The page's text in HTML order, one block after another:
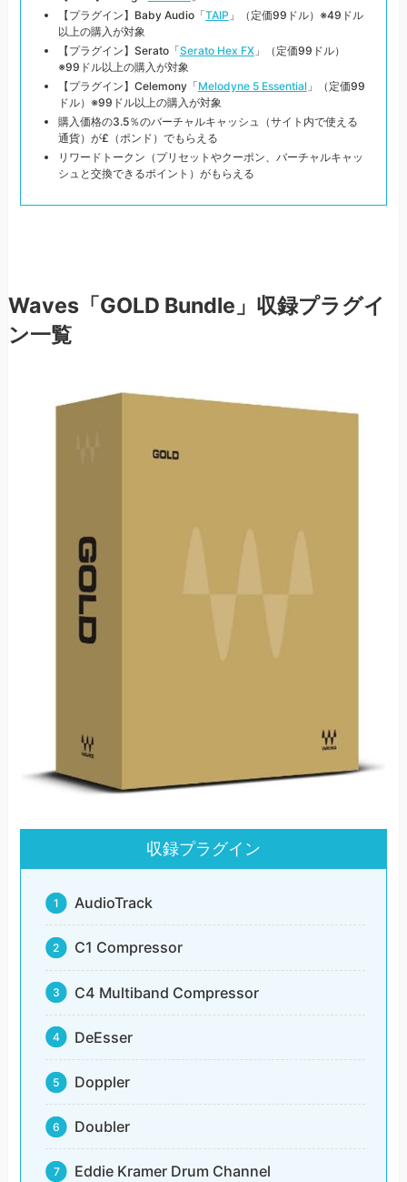
【プラグイン】Baby Audio「TAIP 」（定価99ドル）※49ドル
以上の購入が対象
【プラグイン】Serato「Serato Hex FX」（定価99ドル）
※99ドル以上の購入が対象
【プラグイン】Celemony「Melodyne 5 Essential」（定価99
ドル）※99ドル以上の購入が対象
購入価格の3.5％のバーチャルキャッシュ（サイト内で使える
通貨）が£（ポンド）でもらえる
リワードトークン（プリセットやクーポン、バーチャルキャッ
シュと交換できるポイント）がもらえる
Waves「GOLD Bundle」収録プラグイ
ン一覧
収録プラグイン
AudioTrack
C1 Compressor
C4 Multiband Compressor
DeEsser
Doppler
Doubler
Eddie Kramer Drum Channel